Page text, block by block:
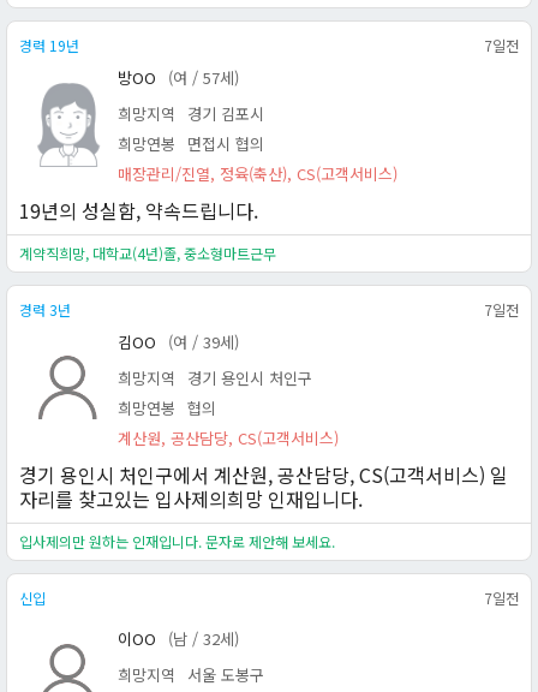
경력 19년 7일전
방OO
(여 / 57세)
희망지역
경기 김포시
희망연봉
면접시 협의
매장관리/진열, 정육(축산), CS(고객서비스)
19년의 성실함, 약속드립니다.
계약직희망, 대학교(4년)졸, 중소형마트근무
경력 3년 7일전
김OO
(여 / 39세)
희망지역
경기 용인시 처인구
희망연봉 협의
계산원, 공산담당, CS(고객서비스)
경기 용인시 처인구에서 계산원, 공산담당, CS(고객서비스) 일
자리를 찾고있는 입사제의희망 인재입니다.
입사제의만 원하는 인재입니다. 문자로 제안해 보세요.
신입 7일전
이OO
(남 / 32세)
희망지역
서울 도봉구